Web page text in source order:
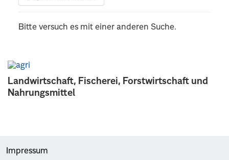
Landwirtschaft, Fischerei, Forstwirtschaft und
Nahrungsmittel
Bitte versuch es mit einer anderen Suche.
Impressum